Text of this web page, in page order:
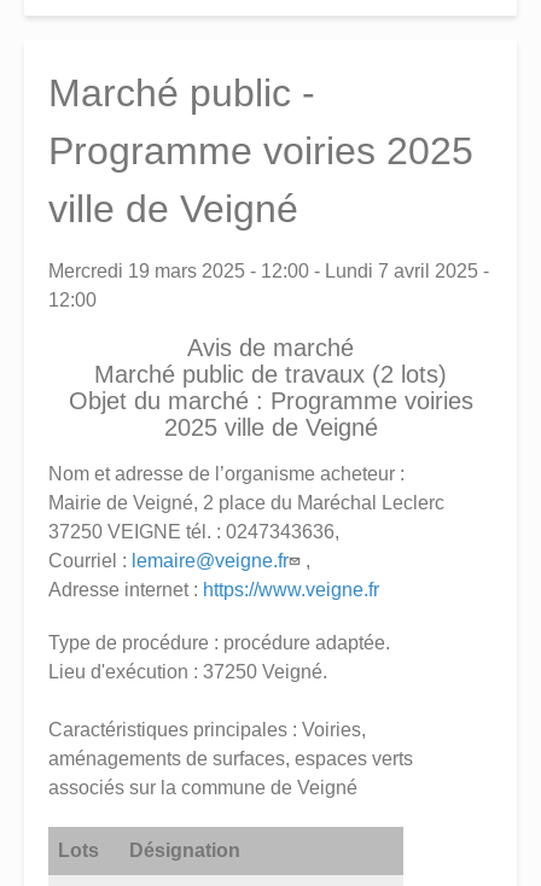
Marché public -
Programme voiries 2025
ville de Veigné
Mercredi 19 mars 2025 - 12:00 - Lundi 7 avril 2025 -
12:00
Avis de marché
Marché public de travaux (2 lots)
Objet du marché : Programme voiries
2025 ville de Veigné
Nom et adresse de l’organisme acheteur :
Mairie de Veigné, 2 place du Maréchal Leclerc
37250 VEIGNE tél. : 0247343636,
Courriel : lemaire@veigne.fr
,
Adresse internet : https://www.veigne.fr
Type de procédure : procédure adaptée.
Lieu d'exécution : 37250 Veigné.
Caractéristiques principales : Voiries,
aménagements de surfaces, espaces verts
associés sur la commune de Veigné
Lots Désignation